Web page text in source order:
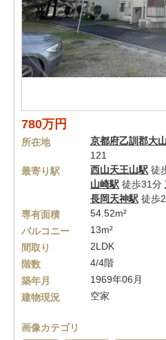
780万円
所在地 京都府乙訓郡大
121
最寄り駅
西山天王山駅 徒
山崎駅 徒歩31分
長岡天神駅 徒歩
専有面積
54.52m²
バルコニー
13m²
間取り
2LDK
階数
4/4階
築年月
1969年06月
建物現況
空家
画像カテゴリ